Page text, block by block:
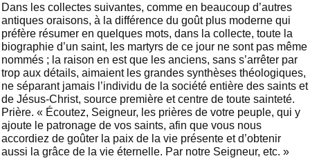
Dans les collectes suivantes, comme en beaucoup d’autres
antiques oraisons, à la différence du goût plus moderne qui
préfère résumer en quelques mots, dans la collecte, toute la
biographie d’un saint, les martyrs de ce jour ne sont pas même
nommés ; la raison en est que les anciens, sans s’arrêter par
trop aux détails, aimaient les grandes synthèses théologiques,
ne séparant jamais l’individu de la société entière des saints et
de Jésus-Christ, source première et centre de toute sainteté.
Prière. « Écoutez, Seigneur, les prières de votre peuple, qui y
ajoute le patronage de vos saints, afin que vous nous
accordiez de goûter la paix de la vie présente et d’obtenir
aussi la grâce de la vie éternelle. Par notre Seigneur, etc. »